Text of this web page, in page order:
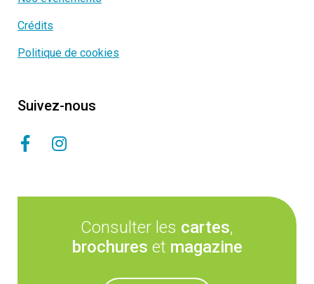
Crédits
Politique de cookies
Suivez-nous
Consulter les cartes,
brochures et magazine